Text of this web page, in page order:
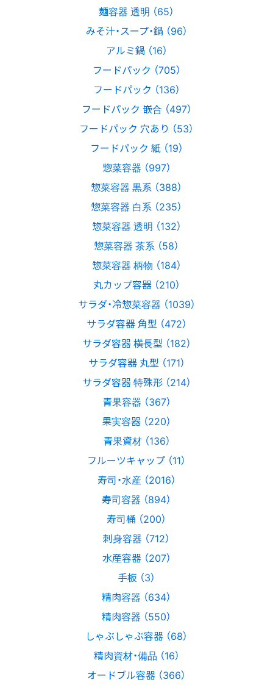
麺容器 透明 （65）
みそ汁・スープ・鍋 （96）
アルミ鍋 （16）
フードパック （705）
フードパック （136）
フードパック 嵌合 （497）
フードパック 穴あり （53）
フードパック 紙 （19）
惣菜容器 （997）
惣菜容器 黒系 （388）
惣菜容器 白系 （235）
惣菜容器 透明 （132）
惣菜容器 茶系 （58）
惣菜容器 柄物 （184）
丸カップ容器 （210）
サラダ・冷惣菜容器 （1039）
サラダ容器 角型 （472）
サラダ容器 横長型 （182）
サラダ容器 丸型 （171）
サラダ容器 特殊形 （214）
青果容器 （367）
果実容器 （220）
青果資材 （136）
フルーツキャップ （11）
寿司・水産 （2016）
寿司容器 （894）
寿司桶 （200）
刺身容器 （712）
水産容器 （207）
手板 （3）
精肉容器 （634）
精肉容器 （550）
しゃぶしゃぶ容器 （68）
精肉資材・備品 （16）
オードブル容器 （366）